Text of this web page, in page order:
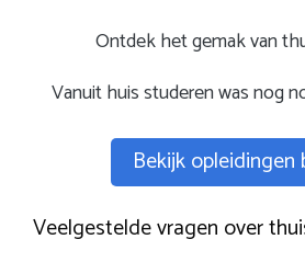
Ontdek het gemak van
Vanuit huis studeren was nog
Bekijk opleidingen
Veelgestelde vragen over